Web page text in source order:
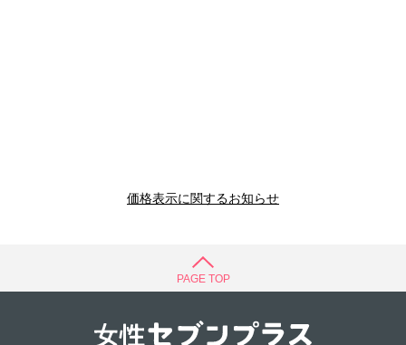
価格表示に関するお知らせ
PAGE TOP